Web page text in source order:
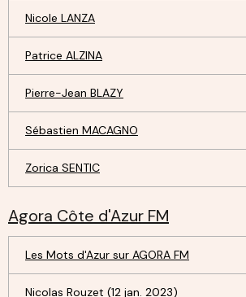
Nicole LANZA
Patrice ALZINA
Pierre-Jean BLAZY
Sébastien MACAGNO
Zorica SENTIC
Agora Côte d'Azur FM
Les Mots d'Azur sur AGORA FM
Nicolas Rouzet (12 jan. 2023)